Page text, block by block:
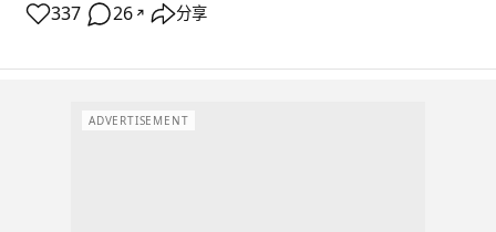
337 26 ↗ 分享
ADVERTISEMENT